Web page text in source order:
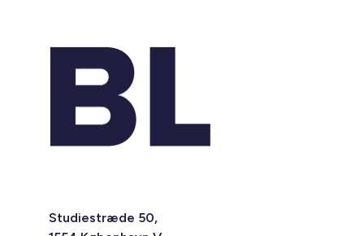
Studiestræde 50,